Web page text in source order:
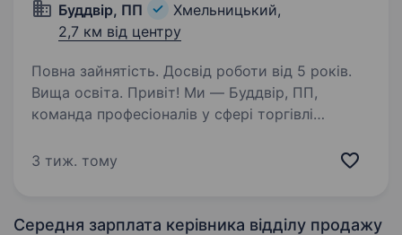
Буддвір, ПП
Хмельницький,
2,7 км від центру
Повна зайнятість. Досвід роботи від 5 років.
Вища освіта. Привіт! Ми — Буддвір, ПП,
команда професіоналів у сфері торгівлі
об'єктів та утеплення фасадів із
3 тиж. тому
Середня зарплата керівника відділу продажу